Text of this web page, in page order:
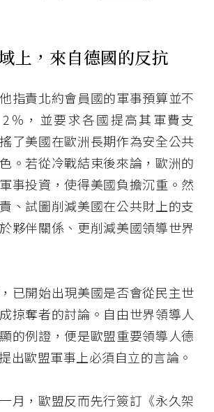
上，來自德國的反抗
指責北約會員國的軍事預算並不
％，並要求各國提高其軍費支
了美國在歐洲長期作為安全公共
。若從冷戰結束後來論，歐洲的
事投資，使得美國負擔沉重。然
、試圖削減美國在公共財上的支
夥伴關係、更削減美國領導世界
已開始出現美國是否會從民主世
掠奪者的討論。自由世界領導人
的例證，便是歐盟重要領導人德
出歐盟軍事上必須自立的言論。
月，歐盟反而先行簽訂《永久架